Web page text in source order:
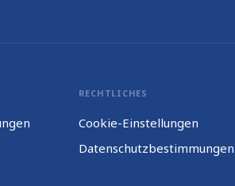
RECHTLICHES
Cookie-Einstellungen
Datenschutzbestimmungen